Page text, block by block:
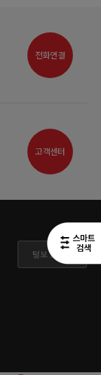
전화연결
고객센터
털보 도매몰